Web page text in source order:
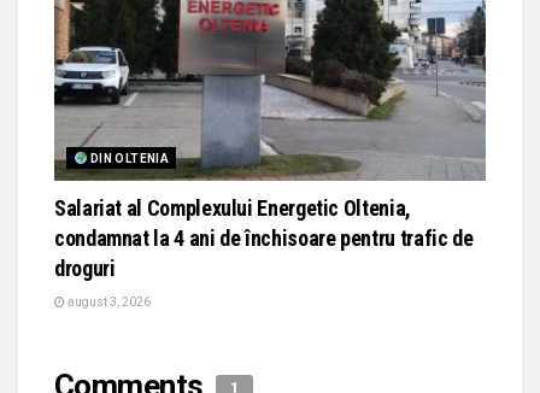
DIN OLTENIA
Salariat al Complexului Energetic Oltenia,
condamnat la 4 ani de închisoare pentru trafic de
droguri
august 3, 2026
Comments 1